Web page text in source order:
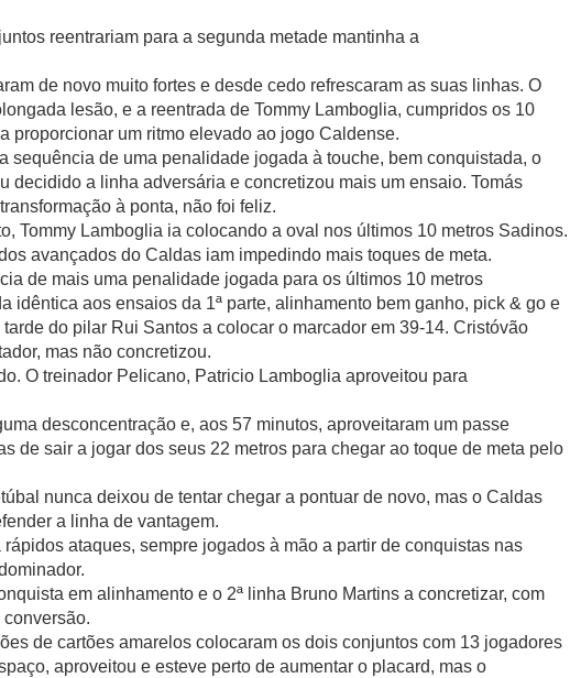
reentrariam para a segunda metade mantinha a
de novo muito fortes e desde cedo refrescaram as suas linhas. O
lesão, e a reentrada de Tommy Lamboglia, cumpridos os 10
proporcionar um ritmo elevado ao jogo Caldense.
sequência de uma penalidade jogada à touche, bem conquistada, o
decidido a linha adversária e concretizou mais um ensaio. Tomás
à ponta, não foi feliz.
Tommy Lamboglia ia colocando a oval nos últimos 10 metros Sadinos.
avançados do Caldas iam impedindo mais toques de meta.
de mais uma penalidade jogada para os últimos 10 metros
idêntica aos ensaios da 1ª parte, alinhamento bem ganho, pick & go e
do pilar Rui Santos a colocar o marcador em 39-14. Cristóvão
mas não concretizou.
O treinador Pelicano, Patricio Lamboglia aproveitou para
desconcentração e, aos 57 minutos, aproveitaram um passe
de sair a jogar dos seus 22 metros para chegar ao toque de meta pelo
nunca deixou de tentar chegar a pontuar de novo, mas o Caldas
a linha de vantagem.
ataques, sempre jogados à mão a partir de conquistas nas
em alinhamento e o 2ª linha Bruno Martins a concretizar, com
de cartões amarelos colocaram os dois conjuntos com 13 jogadores
aproveitou e esteve perto de aumentar o placard, mas o